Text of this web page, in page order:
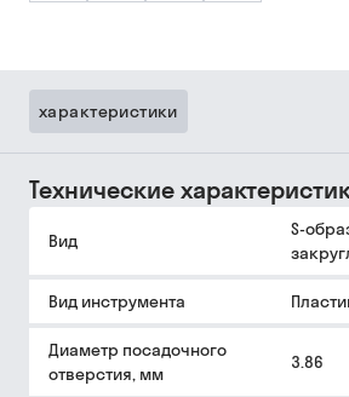
характеристики
Технические
Вид
S-
Вид инструмента
Диаметр посадочного
отверстия, мм
3.86